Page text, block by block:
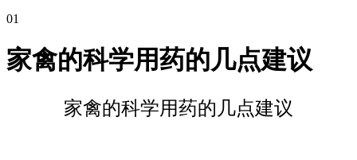
01
家禽的科学用药的几点建议
家禽的科学用药的几点建议